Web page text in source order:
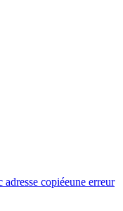
adresse copiéeune erreur